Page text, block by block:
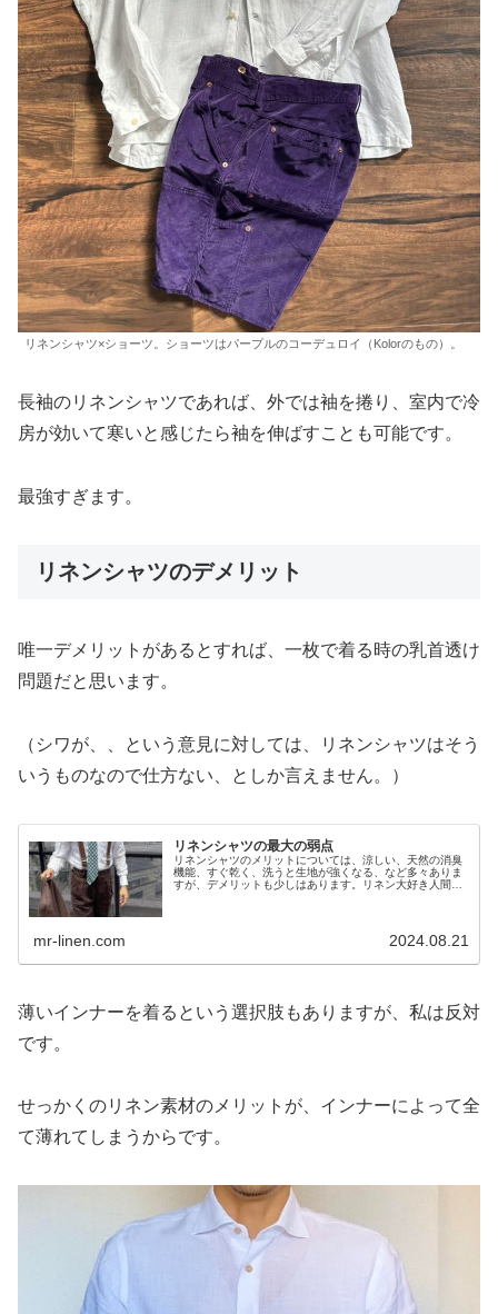
リネンシャツ×ショーツ。ショーツはパープルのコーデュロイ（Kolorのもの）。
長袖のリネンシャツであれば、外では袖を捲り、室内で冷
房が効いて寒いと感じたら袖を伸ばすことも可能です。
最強すぎます。
リネンシャツのデメリット
唯一デメリットがあるとすれば、一枚で着る時の乳首透け
問題だと思います。
（シワが、、という意見に対しては、リネンシャツはそう
いうものなので仕方ない、としか言えません。）
リネンシャツの最大の弱点
リネンシャツのメリットについては、涼しい、天然の消臭
機能、すぐ乾く、洗うと生地が強くなる、など多々ありま
すが、デメリットも少しはあります。リネン大好き人間の
mr-linen.com 2024.08.21
薄いインナーを着るという選択肢もありますが、私は反対
です。
せっかくのリネン素材のメリットが、インナーによって全
て薄れてしまうからです。